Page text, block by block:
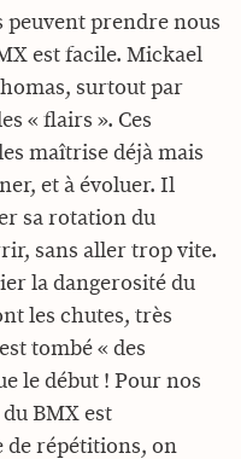
peuvent prendre nous
est facile. Mickael
surtout par
« flairs ». Ces
maîtrise déjà mais
et à évoluer. Il
sa rotation du
sans aller trop vite.
la dangerosité du
les chutes, très
tombé « des
le début ! Pour nos
BMX est
de répétitions, on